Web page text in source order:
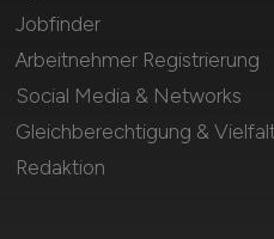
Jobfinder
Arbeitnehmer Registrierung
Social Media & Networks
Gleichberechtigung &
Redaktion